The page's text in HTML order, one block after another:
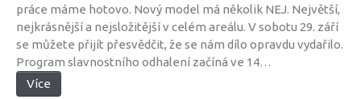
práce máme hotovo. Nový model má několik NEJ. Největší,
nejkrásnější a nejsložitější v celém areálu. V sobotu 29. září
se můžete přijít přesvědčit, že se nám dílo opravdu vydařilo.
Program slavnostního odhalení začíná ve 14…
Více